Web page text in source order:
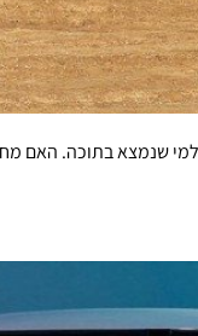
שנמצא בתוכה. האם